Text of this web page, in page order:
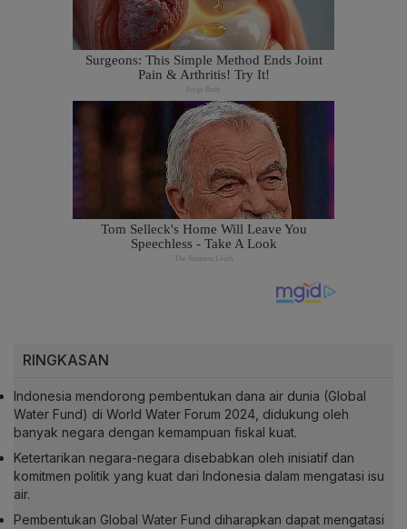
RINGKASAN
Indonesia mendorong pembentukan dana air dunia (Global
Water Fund) di World Water Forum 2024, didukung oleh
banyak negara dengan kemampuan fiskal kuat.
Ketertarikan negara-negara disebabkan oleh inisiatif dan
komitmen politik yang kuat dari Indonesia dalam mengatasi isu
air.
Pembentukan Global Water Fund diharapkan dapat mengatasi